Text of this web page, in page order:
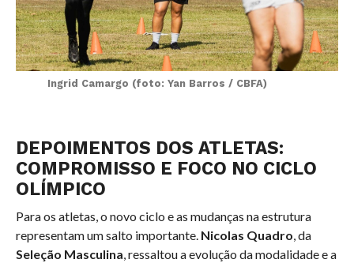
Ingrid Camargo (foto: Yan Barros / CBFA)
DEPOIMENTOS DOS ATLETAS:
COMPROMISSO E FOCO NO CICLO
OLÍMPICO
Para os atletas, o novo ciclo e as mudanças na estrutura
representam um salto importante. Nicolas Quadro, da
Seleção Masculina, ressaltou a evolução da modalidade e a